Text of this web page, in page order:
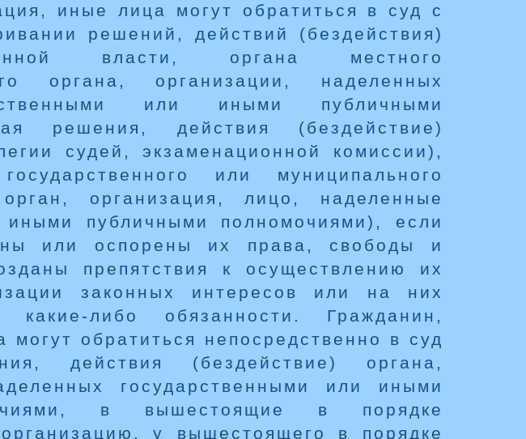
иные лица могут обратиться в суд с
решений, действий (бездействия)
власти, органа местного
органа, организации, наделенных
или иными публичными
решения, действия (бездействие)
судей, экзаменационной комиссии),
или муниципального
организация, лицо, наделенные
иными публичными полномочиями), если
или оспорены их права, свободы и
препятствия к осуществлению их
законных интересов или на них
какие-либо обязанности. Гражданин,
могут обратиться непосредственно в суд
действия (бездействие) органа,
государственными или иными
в вышестоящие в порядке
у вышестоящего в порядке